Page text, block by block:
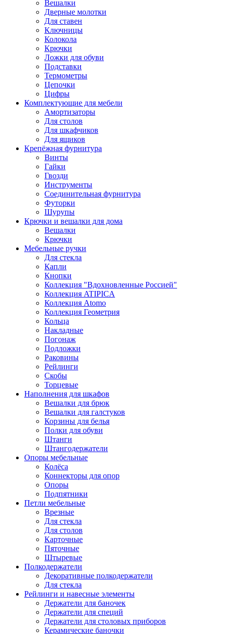
Вешалки
Дверные молотки
Для ставен
Ключницы
Колокола
Крючки
Ложки для обуви
Подставки
Термометры
Цепочки
Цифры
Комплектующие для мебели
Амортизаторы
Для столов
Для шкафчиков
Для ящиков
Крепёжная фурнитура
Винты
Гайки
Гвозди
Инструменты
Соединительная фурнитура
Футорки
Шурупы
Крючки и вешалки для дома
Вешалки
Крючки
Мебельные ручки
Для стекла
Капли
Кнопки
Коллекция "Вдохновленные Россией"
Коллекция ATIPICA
Коллекция Atomo
Коллекция Геометрия
Кольца
Накладные
Погонаж
Подложки
Раковины
Рейлинги
Скобы
Торцевые
Наполнения для шкафов
Вешалки для брюк
Вешалки для галстуков
Корзины для белья
Полки для обуви
Штанги
Штангодержатели
Опоры мебельные
Колёса
Коннекторы для опор
Опоры
Подпятники
Петли мебельные
Врезные
Для стекла
Для столов
Карточные
Пяточные
Штыревые
Полкодержатели
Декоративные полкодержатели
Для стекла
Рейлинги и навесные элементы
Держатели для баночек
Держатели для специй
Держатели для столовых приборов
Керамические баночки